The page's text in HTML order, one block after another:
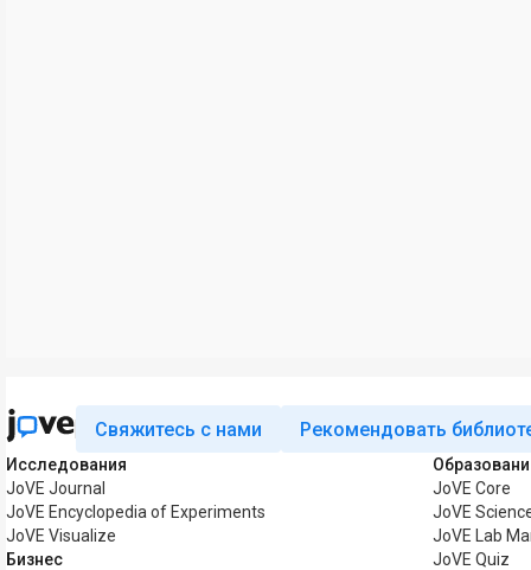
Свяжитесь с нами Рекомендовать
Исследования
JoVE Journal
JoVE Encyclopedia of Experiments
JoVE Visualize
Бизнес
JoVE Core
JoVE
JoVE Lab
JoVE Quiz